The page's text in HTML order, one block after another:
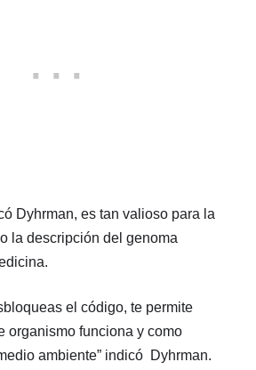
Dyhrman, es tan valioso para la
la descripción del genoma
el código, te permite
organismo funciona y como
ambiente” indicó Dyhrman.